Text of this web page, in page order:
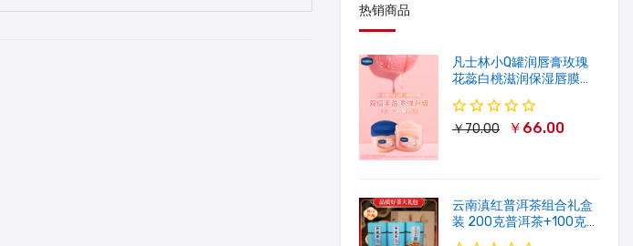
热销商品
凡士林小Q罐润唇膏玫瑰
花蕊白桃滋润保湿唇膜软
化角质修护淡唇纹
￥70.00 ￥66.00
云南滇红普洱茶组合礼盒
装 200克普洱茶+100克滇
红茶